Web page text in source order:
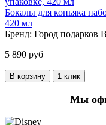
Бокалы для коньяка
420 мл
Бренд: Город подарков
5 890 руб
В корзину 1 клик
Мы